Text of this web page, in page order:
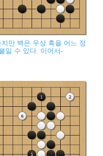
만 백은 우상 흑을 어느 정
일 수 있다. 이어서-